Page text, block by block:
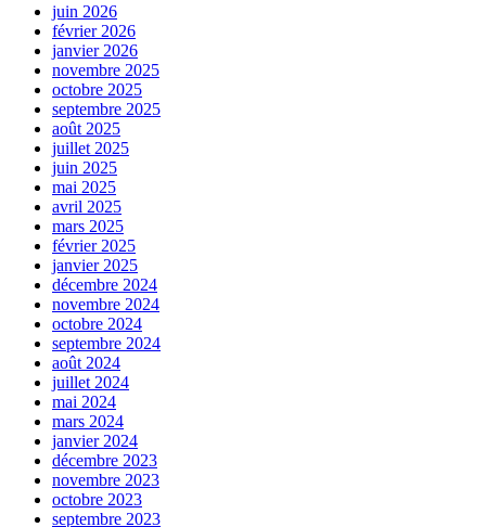
juin 2026
février 2026
janvier 2026
novembre 2025
octobre 2025
septembre 2025
août 2025
juillet 2025
juin 2025
mai 2025
avril 2025
mars 2025
février 2025
janvier 2025
décembre 2024
novembre 2024
octobre 2024
septembre 2024
août 2024
juillet 2024
mai 2024
mars 2024
janvier 2024
décembre 2023
novembre 2023
octobre 2023
septembre 2023